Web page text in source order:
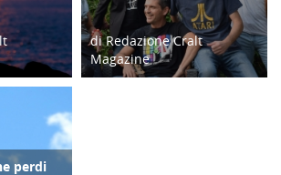
di Redazione Cralt
Magazine
perdi